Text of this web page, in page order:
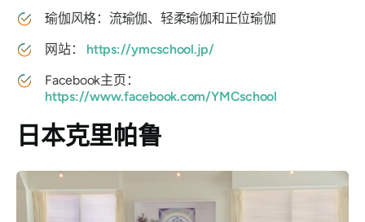
瑜伽风格：流瑜伽、轻柔瑜伽和正位瑜伽
网站： https://ymcschool.jp/
Facebook主页：
https://www.facebook.com/YMCschool
日本克里帕鲁